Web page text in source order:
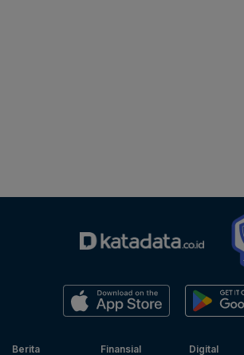
Berita
Finansial
Digital